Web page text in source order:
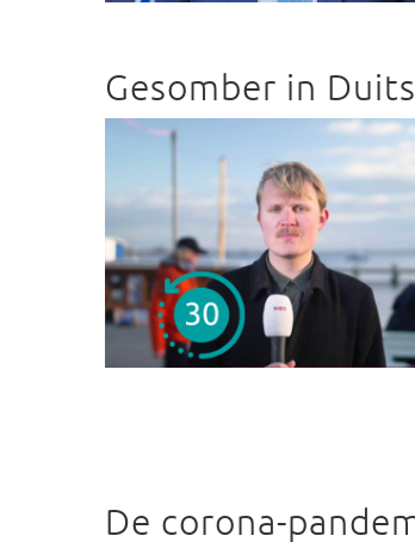
Gesomber in
De corona-